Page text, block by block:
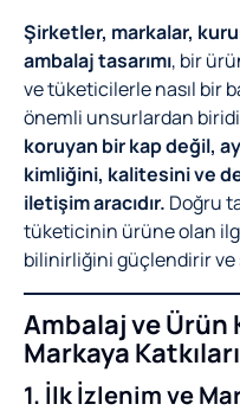
Şirketler, markalar,
ambalaj tasarımı, bir
ve tüketicilerle nasıl bir
önemli unsurlardan
koruyan bir kap değil,
kimliğini, kalitesini ve
iletişim aracıdır. Doğru
tüketicinin ürüne olan
bilinirliğini güçlendirir ve
Ambalaj ve Ürün
Markaya Katkıları
1. İlk İzlenim ve